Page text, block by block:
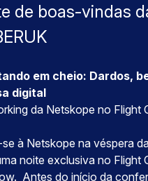
de boas-vindas
em cheio: Dardos,
digital
da Netskope no Flight
à Netskope na véspera
noite exclusiva no Flight
Antes do início da